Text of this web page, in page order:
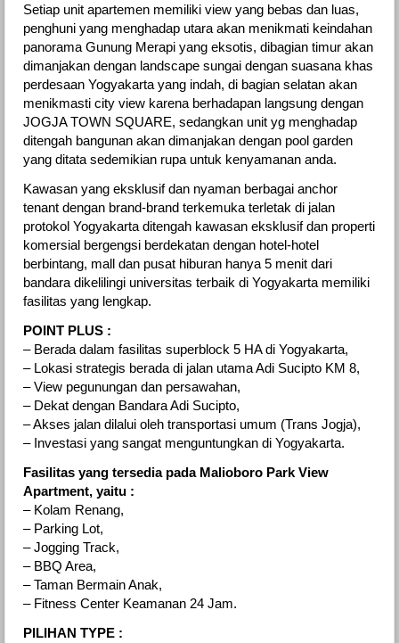
Setiap unit apartemen memiliki view yang bebas dan luas,
penghuni yang menghadap utara akan menikmati keindahan
panorama Gunung Merapi yang eksotis, dibagian timur akan
dimanjakan dengan landscape sungai dengan suasana khas
perdesaan Yogyakarta yang indah, di bagian selatan akan
menikmasti city view karena berhadapan langsung dengan
JOGJA TOWN SQUARE, sedangkan unit yg menghadap
ditengah bangunan akan dimanjakan dengan pool garden
yang ditata sedemikian rupa untuk kenyamanan anda.
Kawasan yang eksklusif dan nyaman berbagai anchor
tenant dengan brand-brand terkemuka terletak di jalan
protokol Yogyakarta ditengah kawasan eksklusif dan properti
komersial bergengsi berdekatan dengan hotel-hotel
berbintang, mall dan pusat hiburan hanya 5 menit dari
bandara dikelilingi universitas terbaik di Yogyakarta memiliki
fasilitas yang lengkap.
POINT PLUS :
– Berada dalam fasilitas superblock 5 HA di Yogyakarta,
– Lokasi strategis berada di jalan utama Adi Sucipto KM 8,
– View pegunungan dan persawahan,
– Dekat dengan Bandara Adi Sucipto,
– Akses jalan dilalui oleh transportasi umum (Trans Jogja),
– Investasi yang sangat menguntungkan di Yogyakarta.
Fasilitas yang tersedia pada Malioboro Park View
Apartment, yaitu :
– Kolam Renang,
– Parking Lot,
– Jogging Track,
– BBQ Area,
– Taman Bermain Anak,
– Fitness Center Keamanan 24 Jam.
PILIHAN TYPE :